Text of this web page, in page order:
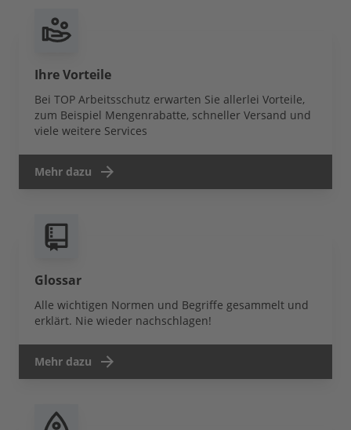
Ihre Vorteile
Bei TOP Arbeitsschutz erwarten Sie allerlei Vorteile,
zum Beispiel Mengenrabatte, schneller Versand und
viele weitere Services
Mehr dazu
Glossar
Alle wichtigen Normen und Begriffe gesammelt und
erklärt. Nie wieder nachschlagen!
Mehr dazu